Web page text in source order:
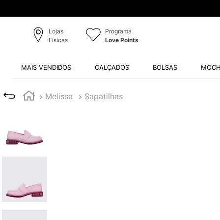
Lojas
Físicas
Programa
Love Points
MAIS VENDIDOS CALÇADOS BOLSAS
Melissa Sapatilhas